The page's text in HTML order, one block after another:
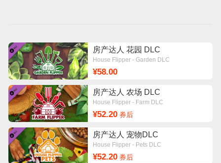
房产达人 花园 DLC
House Flipper - Garden DLC
¥58.00
房产达人 农场 DLC
House Flipper - Farm DLC
¥52.20券后
房产达人 宠物DLC
House Flipper - Pets DLC
¥52.20券后